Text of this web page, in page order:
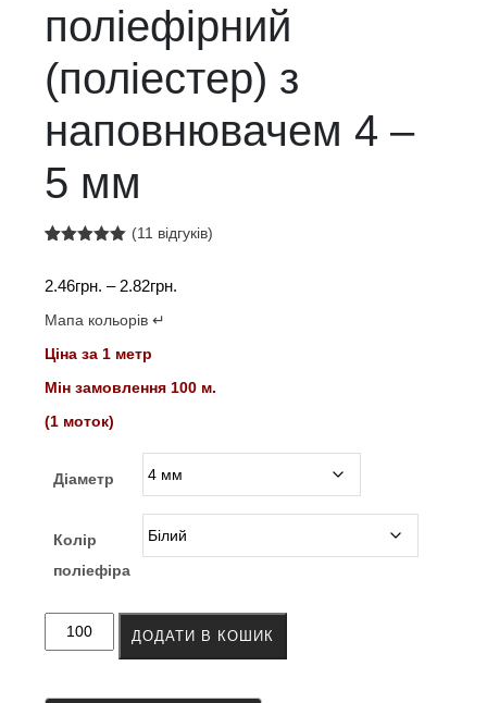
поліефірний
(поліестер) з
наповнювачем 4 –
5 мм
основі
покупців
(11 відгуків)
2.46грн. – 2.82грн.
до
Мапа кольорів ↵
Ціна за 1 метр
Мін замовлення 100 м.
(1 моток)
Діаметр
Колір
поліефіра
Шнур
ДОДАТИ В КОШИК